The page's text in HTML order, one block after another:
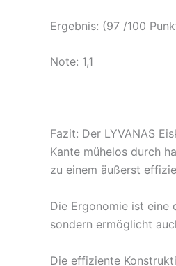
Ergebnis: (97 /100
Note: 1,1
Fazit: Der LYVANAS
Kante mühelos durch
zu einem äußerst
Die Ergonomie ist eine
sondern ermöglicht
Die effiziente